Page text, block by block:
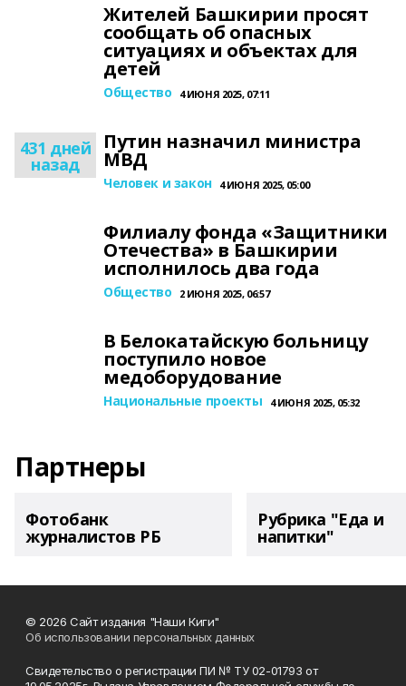
Жителей Башкирии просят
сообщать об опасных
ситуациях и объектах для
детей
Общество 4 ИЮНЯ 2025, 07:11
431 дней
назад
Путин назначил министра
МВД
Человек и закон 4 ИЮНЯ 2025, 05:00
Филиалу фонда «Защитники
Отечества» в Башкирии
исполнилось два года
Общество 2 ИЮНЯ 2025, 06:57
В Белокатайскую больницу
поступило новое
медоборудование
Национальные проекты 4 ИЮНЯ 2025, 05:32
Партнеры
Фотобанк
журналистов РБ
Рубрика "Еда и
напитки"
© 2026 Сайт издания "Наши Киги"
Об использовании персональных данных
Свидетельство о регистрации ПИ № ТУ 02-01793 от